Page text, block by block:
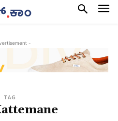
-
TAG